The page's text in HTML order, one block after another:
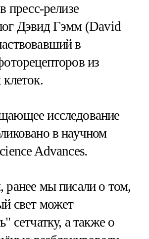
пресс-релизе
Дэвид Гэмм (David
в
из
исследование
в научном
Advances.
мы писали о том,
свет может
сетчатку, а также о